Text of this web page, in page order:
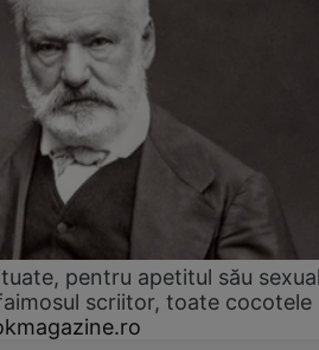
pentru apetitul său
scriitor, toate cocotele